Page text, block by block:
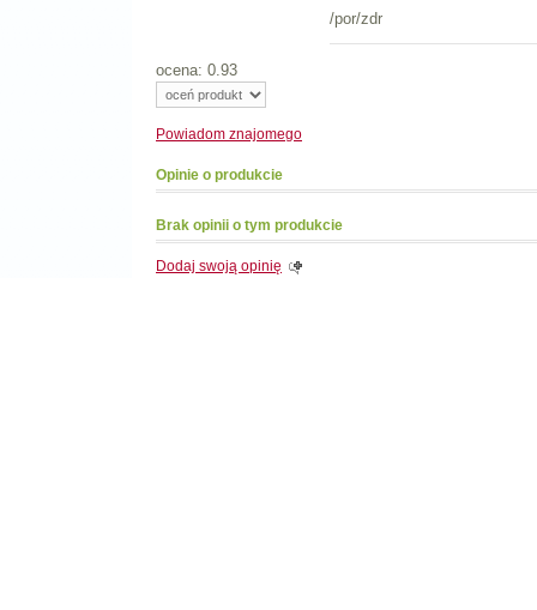
/por/zdr
ocena: 0.93
Powiadom znajomego
Opinie o produkcie
Brak opinii o tym produkcie
Dodaj swoją opinię